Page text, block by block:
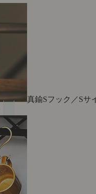
真鍮Sフック／Sサ